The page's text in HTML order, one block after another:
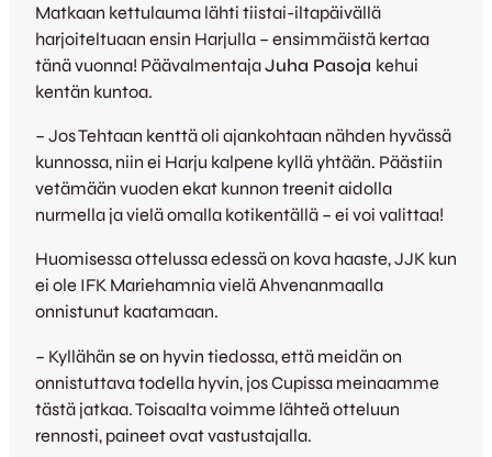
Matkaan kettulauma lähti tiistai-iltapäivällä
harjoiteltuaan ensin Harjulla – ensimmäistä kertaa
tänä vuonna! PäävalmentajaJuha Pasoja kehui
kentän kuntoa.
– Jos Tehtaan kenttä oli ajankohtaan nähden hyvässä
kunnossa, niin ei Harju kalpene kyllä yhtään. Päästiin
vetämään vuoden ekat kunnon treenit aidolla
nurmella ja vielä omalla kotikentällä – ei voi valittaa!
Huomisessa ottelussa edessä on kova haaste, JJK kun
ei ole IFK Mariehamnia vielä Ahvenanmaalla
onnistunut kaatamaan.
– Kyllähän se on hyvin tiedossa, että meidän on
onnistuttava todella hyvin, jos Cupissa meinaamme
tästä jatkaa. Toisaalta voimme lähteä otteluun
rennosti, paineet ovat vastustajalla.